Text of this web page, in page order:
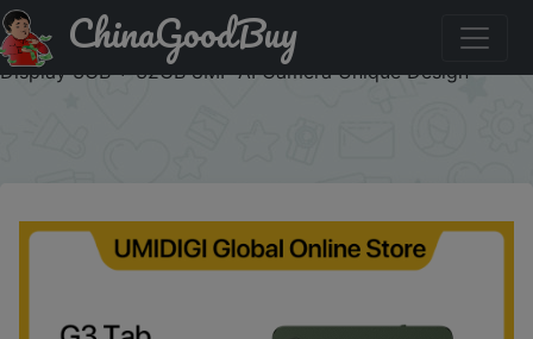
Купити по знижці PHONETABLECO UMIDIGI-G3 Tab
Tablet Android 13 MTK Helio A22 6000mAh 10.1 "HD +
Display 3GB + 32GB 8MP AI Camera Unique Design
ChinaGoodBuy